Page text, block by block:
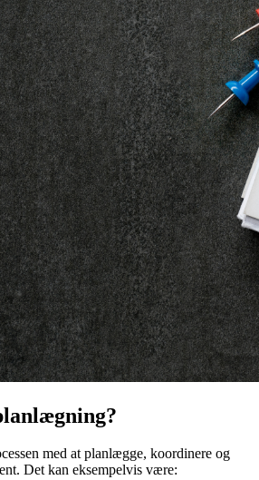
med at planlægge, koordinere og
Det kan eksempelvis være: